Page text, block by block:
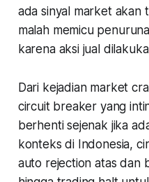
ada sinyal market akan
malah memicu
karena aksi jual
Dari kejadian market
circuit breaker yang
berhenti sejenak jika
konteks di Indonesia,
auto rejection atas dan